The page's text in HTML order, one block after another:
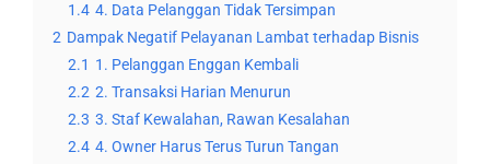
1.4 4. Data Pelanggan Tidak Tersimpan
2 Dampak Negatif Pelayanan Lambat terhadap Bisnis
2.1 1. Pelanggan Enggan Kembali
2.2 2. Transaksi Harian Menurun
2.3 3. Staf Kewalahan, Rawan Kesalahan
2.4 4. Owner Harus Terus Turun Tangan